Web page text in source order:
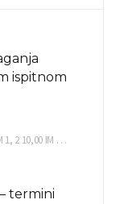
ispitnom
SREDA 26. 08. DEKANAT Izvođačke umetnosti IM 1, 2 10,00 IM 3, 4 10,30 IM…
termini